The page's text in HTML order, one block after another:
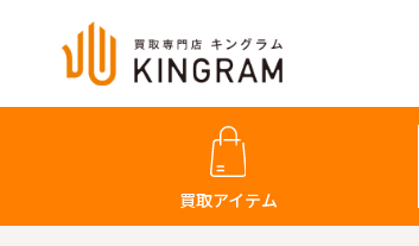
買取アイテム